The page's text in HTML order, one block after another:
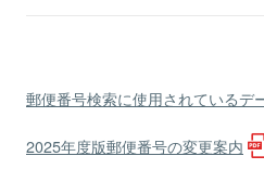
郵便番号検索に使用されているデ
2025年度版郵便番号の変更案内